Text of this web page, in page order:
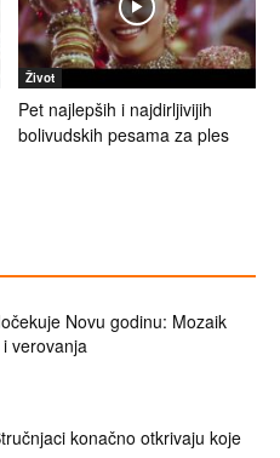
Život
Pet najlepših i najdirljivijih
bolivudskih pesama za ples
Novu godinu: Mozaik
verovanja
konačno otkrivaju koje